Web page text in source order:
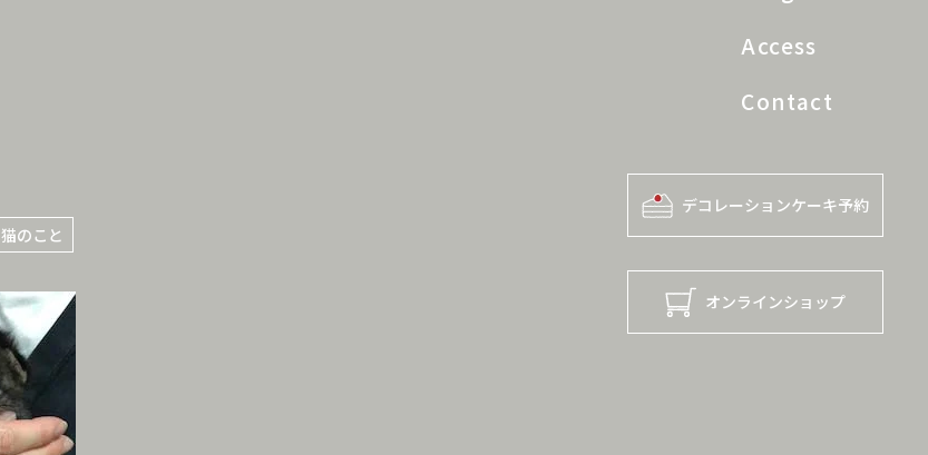
Access
Contact
デコレーションケーキ予約
オンラインショップ
猫のこと